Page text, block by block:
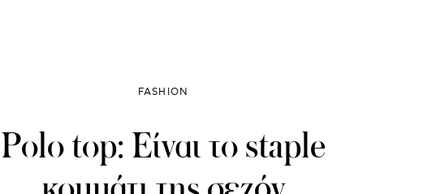
FASHION
Polo top: Είναι το staple